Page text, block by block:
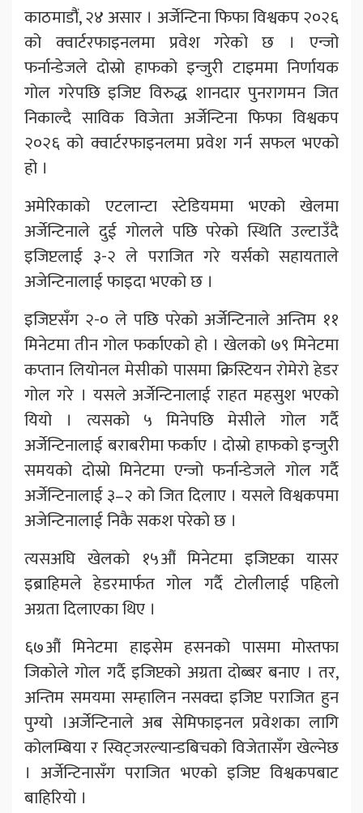
काठमाडौंं, २४ असार । अर्जेन्टिना फिफा विश्वकप २०२६
को क्वार्टरफाइनलमा प्रवेश गरेको छ । एन्जो
फर्नान्डेजले दोस्रो हाफको इन्जुरी टाइममा निर्णायक
गोल गरेपछि इजिप्ट विरुद्ध शानदार पुनरागमन जित
निकाल्दै साविक विजेता अर्जेन्टिना फिफा विश्वकप
२०२६ को क्वार्टरफाइनलमा प्रवेश गर्न सफल भएको
हो ।
अमेरिकाको एटलान्टा स्टेडियममा भएको खेलमा
अर्जेन्टिनाले दुई गोलले पछि परेको स्थिति उल्टाउँदै
इजिप्टलाई ३-२ ले पराजित गरे यर्सको सहायताले
अजेन्टिनालाई फाइदा भएको छ ।
इजिप्टसँग २-० ले पछि परेको अर्जेन्टिनाले अन्तिम ११
मिनेटमा तीन गोल फर्काएको हो । खेलको ७९ मिनेटमा
कप्तान लियोनल मेसीको पासमा क्रिस्टियन रोमेरो हेडर
गोल गरे । यसले अर्जेन्टिनालाई राहत महसुश भएको
यियो । त्यसको ५ मिनेपछि मेसीले गोल गर्दै
अर्जेन्टिनालाई बराबरीमा फर्काए । दोस्रो हाफको इन्जुरी
समयको दोस्रो मिनेटमा एन्जो फर्नान्डेजले गोल गर्दै
अर्जेन्टिनालाई ३–२ को जित दिलाए । यसले विश्वकपमा
अजेन्टिनालाई निकै सकश परेको छ ।
त्यसअघि खेलको १५औं मिनेटमा इजिप्टका यासर
इब्राहिमले हेडरमार्फत गोल गर्दै टोलीलाई पहिलो
अग्रता दिलाएका थिए ।
६७औं मिनेटमा हाइसेम हसनको पासमा मोस्तफा
जिकोले गोल गर्दै इजिप्टको अग्रता दोब्बर बनाए । तर,
अन्तिम समयमा सम्हालिन नसक्दा इजिप्ट पराजित हुन
पुग्यो ।अर्जेन्टिनाले अब सेमिफाइनल प्रवेशका लागि
कोलम्बिया र स्विट्जरल्यान्डबिचको विजेतासँग खेल्नेछ
। अर्जेन्टिनासँग पराजित भएको इजिप्ट विश्वकपबाट
बाहिरियो ।